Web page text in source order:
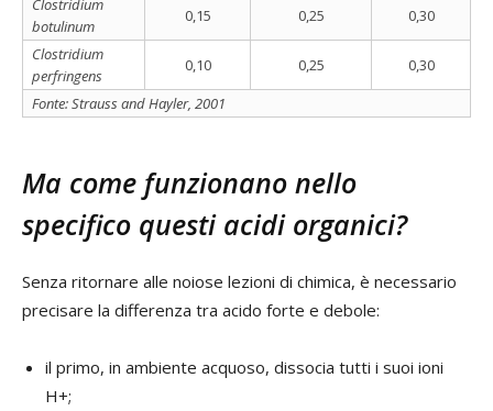
Clostridium
botulinum
0,15 0,25
0,30
Clostridium
perfringens
0,10 0,25
0,30
Fonte: Strauss and Hayler, 2001
Ma come funzionano nello
specifico questi acidi organici?
Senza ritornare alle noiose lezioni di chimica, è necessario
precisare la differenza tra acido forte e debole:
il primo, in ambiente acquoso, dissocia tutti i suoi ioni
H+;